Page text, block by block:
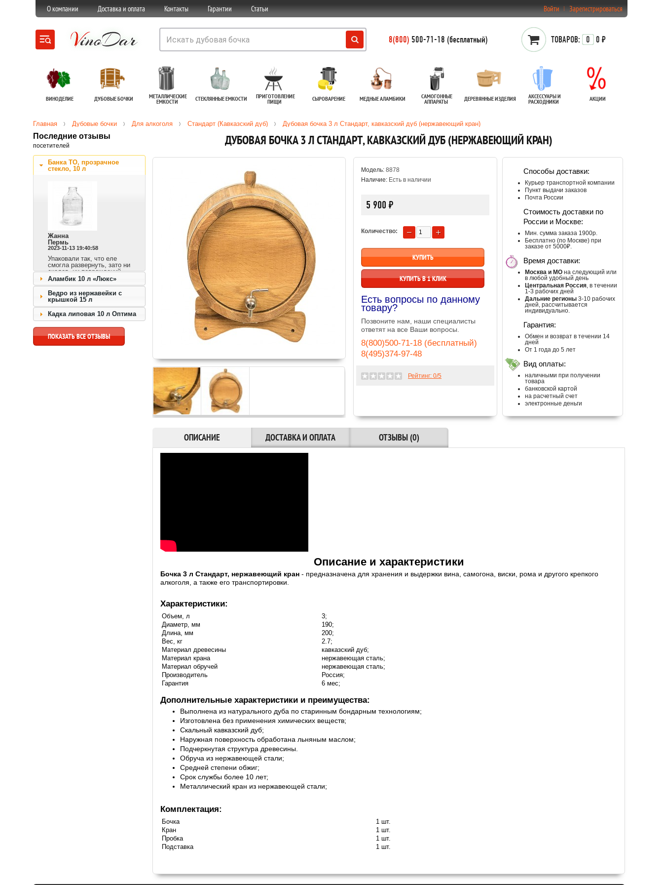
О компании Доставка и оплата Контакты Гарантии Статьи Войти Зарегистрироваться
8(800) 500-71-18 (бесплатный) ТОВАРОВ: 0 0 ₽
ВИНОДЕЛИЕ ДУБОВЫЕ БОЧКИ МЕТАЛЛИЧЕСКИЕ
ЕМКОСТИ СТЕКЛЯННЫЕ ЕМКОСТИ ПРИГОТОВЛЕНИЕ
ПИЩИ СЫРОВАРЕНИЕ МЕДНЫЕ АЛАМБИКИ САМОГОННЫЕ
АППАРАТЫ ДЕРЕВЯННЫЕ ИЗДЕЛИЯ АКСЕССУАРЫ И
РАСХОДНИКИ АКЦИИ
Главная Дубовые бочки Для алкоголя Стандарт (Кавказский дуб) Дубовая бочка 3 л Стандарт, кавказский дуб (нержавеющий кран)
Последние отзывы
посетителей
Банка ТО, прозрачное
стекло, 10 л
Жанна
Пермь
2023-11-13 19:40:58
Упаковали так, что еле
смогла развернуть, зато ни
сколов, ни повреждений.
Сразу видно,
ответственный продавец и
доставка быстрая.
перейти к товару >>
Аламбик 10 л «Люкс»
Ведро из нержавейки с
крышкой 15 л
Кадка липовая 10 л Оптима
ПОКАЗАТЬ ВСЕ ОТЗЫВЫ
ДУБОВАЯ БОЧКА 3 Л СТАНДАРТ, КАВКАЗСКИЙ ДУБ (НЕРЖАВЕЮЩИЙ КРАН)
Модель: 8878
Наличие: Есть в наличии
5 900 ₽
Количество:
КУПИТЬ В 1 КЛИК
Есть вопросы по данному
товару?
Позвоните нам, наши специалисты
ответят на все Ваши вопросы.
8(800)500-71-18 (бесплатный)
8(495)374-97-48
Рейтинг: 0/5
Способы доставки:
Курьер транспортной компании
Пункт выдачи заказов
Почта России
Стоимость доставки по
России и Москве:
Мин. сумма заказа 1900р.
Бесплатно (по Москве) при
заказе от 5000₽.
Время доставки:
Москва и МО на следующий или
в любой удобный день
Центральная Россия, в течении
1-3 рабочих дней
Дальние регионы 3-10 рабочих
дней, рассчитывается
индивидуально.
Гарантия:
Обмен и возврат в течении 14
дней
От 1 года до 5 лет
Вид оплаты:
наличными при получении
товара
банковской картой
на расчетный счет
электронные деньги
ОПИСАНИЕ ДОСТАВКА И ОПЛАТА ОТЗЫВЫ (0)
Описание и характеристики
Бочка 3 л Стандарт, нержавеющий кран - предназначена для хранения и выдержки вина, самогона, виски, рома и другого крепкого
алкоголя, а также его транспортировки.
Характеристики:
Объем, л
3;
Диаметр, мм
190;
Длина, мм
200;
Вес, кг
2.7;
Материал древесины
кавказский дуб;
Материал крана
нержавеющая сталь;
Материал обручей
нержавеющая сталь;
Производитель
Россия;
Гарантия
6 мес;
Дополнительные характеристики и преимущества:
Выполнена из натурального дуба по старинным бондарным технологиям;
Изготовлена без применения химических веществ;
Скальный кавказский дуб;
Наружная поверхность обработана льняным маслом;
Подчеркнутая структура древесины.
Обруча из нержавеющей стали;
Средней степени обжиг;
Срок службы более 10 лет;
Металлический кран из нержавеющей стали;
Комплектация:
Бочка
1 шт.
Кран
1 шт.
Пробка
1 шт.
Подставка
1 шт.